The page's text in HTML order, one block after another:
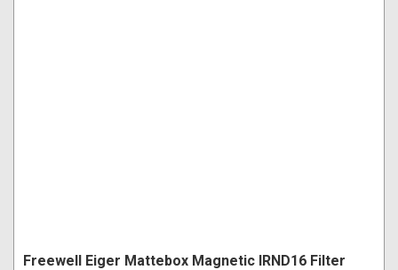
Freewell Eiger Mattebox Magnetic IRND16 Filter